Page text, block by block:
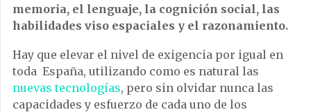
memoria, el lenguaje, la cognición social, las
habilidades viso espaciales y el razonamiento.
Hay que elevar el nivel de exigencia por igual en
toda España, utilizando como es natural las
nuevas tecnologías, pero sin olvidar nunca las
capacidades y esfuerzo de cada uno de los